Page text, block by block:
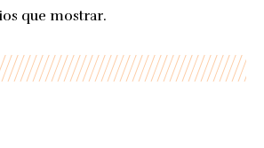
que mostrar.